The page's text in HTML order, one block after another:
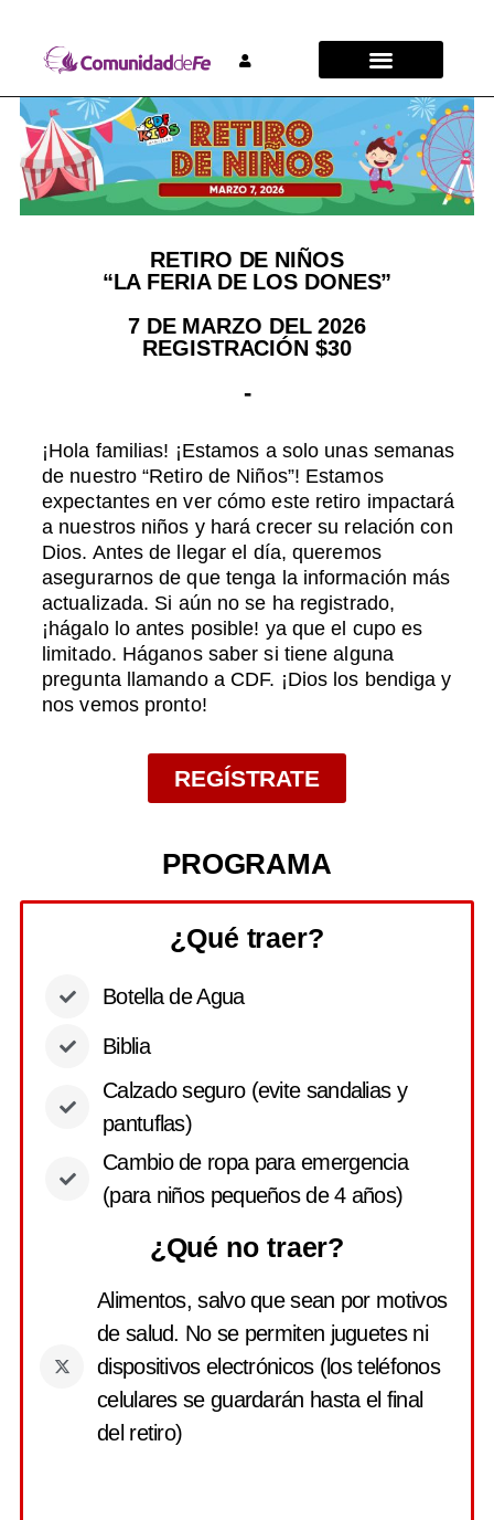
RETIRO DE NIÑOS
“LA FERIA DE LOS DONES”
7 DE MARZO DEL 2026
REGISTRACIÓN $30
-
¡Hola familias! ¡Estamos a solo unas semanas
de nuestro “Retiro de Niños”! Estamos
expectantes en ver cómo este retiro impactará
a nuestros niños y hará crecer su relación con
Dios. Antes de llegar el día, queremos
asegurarnos de que tenga la información más
actualizada. Si aún no se ha registrado,
¡hágalo lo antes posible! ya que el cupo es
limitado. Háganos saber si tiene alguna
pregunta llamando a CDF. ¡Dios los bendiga y
nos vemos pronto!
REGÍSTRATE
PROGRAMA
¿Qué traer?
Botella de Agua
Biblia
Calzado seguro (evite sandalias y
pantuflas)
Cambio de ropa para emergencia
(para niños pequeños de 4 años)
¿Qué no traer?
Alimentos, salvo que sean por motivos
de salud. No se permiten juguetes ni
dispositivos electrónicos (los teléfonos
celulares se guardarán hasta el final
del retiro)